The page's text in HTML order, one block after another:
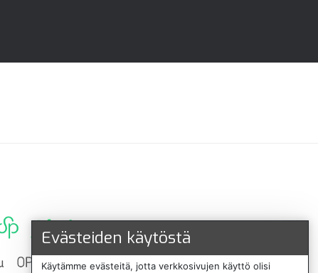
Evästeiden käytöstä
Käytämme evästeitä, jotta verkkosivujen käyttö olisi